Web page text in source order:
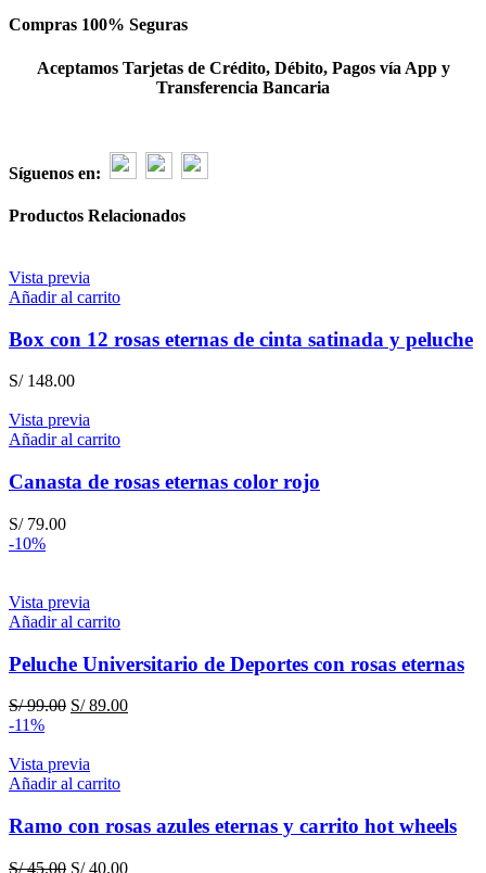
Compras 100% Seguras
Aceptamos Tarjetas de Crédito, Débito, Pagos vía App y
Transferencia Bancaria
Síguenos en:
Productos Relacionados
Vista previa
Añadir al carrito
Box con 12 rosas eternas de cinta satinada y peluche
S/148.00
Vista previa
Añadir al carrito
Canasta de rosas eternas color rojo
S/79.00
-10%
Vista previa
Añadir al carrito
Peluche Universitario de Deportes con rosas eternas
S/99.00 El
era:
S/ 99.00.
S/89.00El
-11%
Vista previa
Añadir al carrito
Ramo con rosas azules eternas y carrito hot wheels
S/45.00 El
S/40.00El